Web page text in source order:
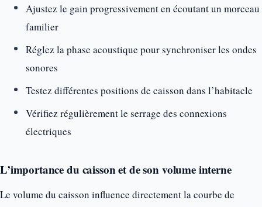
Ajustez le gain progressivement en écoutant un morceau
familier
Réglez la phase acoustique pour synchroniser les ondes
sonores
Testez différentes positions de caisson dans l’habitacle
Vérifiez régulièrement le serrage des connexions
électriques
L’importance du caisson et de son volume interne
Le volume du caisson influence directement la courbe de